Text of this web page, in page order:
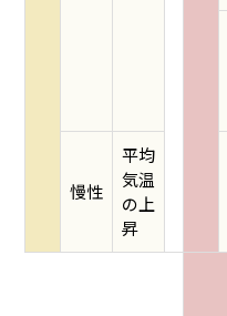
慢性
平均
気温
の上
昇